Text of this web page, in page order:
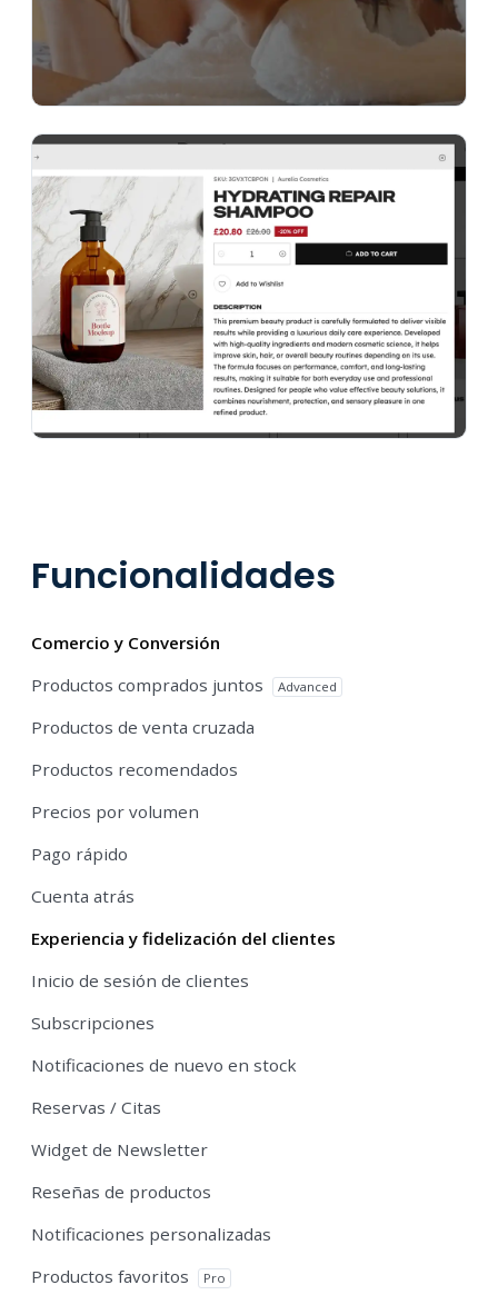
Funcionalidades
Comercio y Conversión
Productos comprados juntos
Advanced
Productos de venta cruzada
Productos recomendados
Precios por volumen
Pago rápido
Cuenta atrás
Experiencia y fidelización del clientes
Inicio de sesión de clientes
Subscripciones
Notificaciones de nuevo en stock
Reservas / Citas
Widget de Newsletter
Reseñas de productos
Notificaciones personalizadas
Productos favoritos
Pro